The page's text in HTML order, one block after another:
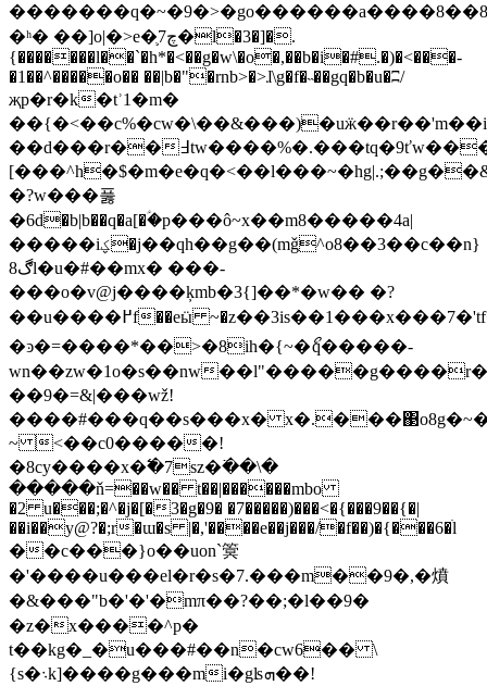
�ʰ� ��]o|�>e�֛7چ�l�3�]�.
{�������l��`�h*�<��g�w\�o�,��b�i�#.�)�<���-
�1��^�����o�� ��|b�"�rnb>�>ɺ\g�f�˵��gq�b�u�ʭ/
җp�r�k�tʾ1�m�
��d���r��߃tw����%�.���tq�9ťw���3m|p��ֺ�[��d����j�4}&�z*�<���ݦx�a��x��x�|jcל��s��2�����h�7�er�_�����&
�?w���풇
�6d�b|b��q�a[�ؑ�p���ô~x��m8�����4a|
�����iؼ�j��qh��g��(mǧ^o8��3��c��n}
ڰ8l�u�#��mx� ���-
���o�v@j����ķmb�3{]��*�w�� �?
��u����߂f��eӹ ~�z��3is��1���x���7�'tf�҆�������������/
�ͽ�=����*��>�8ih�{~�ޯq�����-
wn��zw�1o�s��nw
��9�=&|���wž!
����#���q��s���x�
~ <��c0�����!
�8cy����x�߱�7sz�߳��\�
�����ň=��w�� t��|������mbo
�2 u���;�^�j�[�3�g�9� �7�����)���<�{���9��{�|
��i��y@?�;r�ɯ�s |�,'����e��j���/�f��)�{���6�ׄl
��c���}o��uon`䈿
�'����u���el�r�s�7.���m��9�,�燌
�&���"b�'�'�mπ��?��;�l��9�
�z�x����^p�
t��kg�_�u���#��n�cw6�� \
{s�܈k]����g���mi�gʪܗ��!